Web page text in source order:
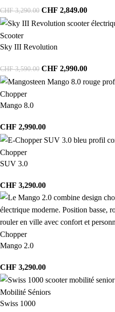
CHF3,290.00 CHF 2,849.00
Scooter
Sky III Revolution
CHF3,590.00 CHF 2,990.00
Chopper
Mango 8.0
CHF 2,990.00
Chopper
SUV 3.0
CHF 3,290.00
Chopper
Mango 2.0
CHF 3,290.00
Mobilité Séniors
Swiss 1000